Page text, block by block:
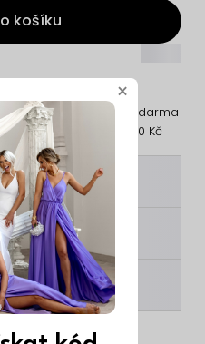
košíku
Doprava zdarma
od 2 000 Kč
×